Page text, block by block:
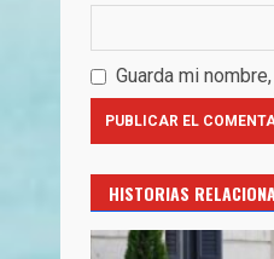
Guarda mi
HISTORIAS